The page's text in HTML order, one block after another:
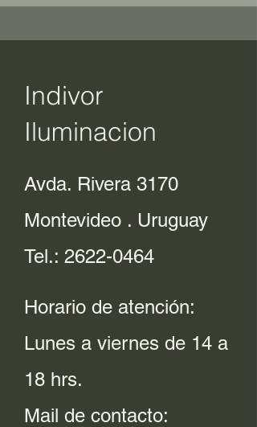
Indivor
Iluminacion
Avda. Rivera 3170
Montevideo . Uruguay
Tel.: 2622-0464
Horario de atención:
Lunes a viernes de 14 a
18 hrs.
Mail de contacto: